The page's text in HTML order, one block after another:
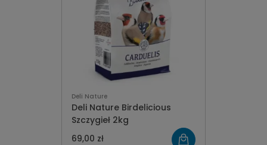
Deli Nature
Deli Nature Birdelicious
Szczygieł 2kg
69,00 zł